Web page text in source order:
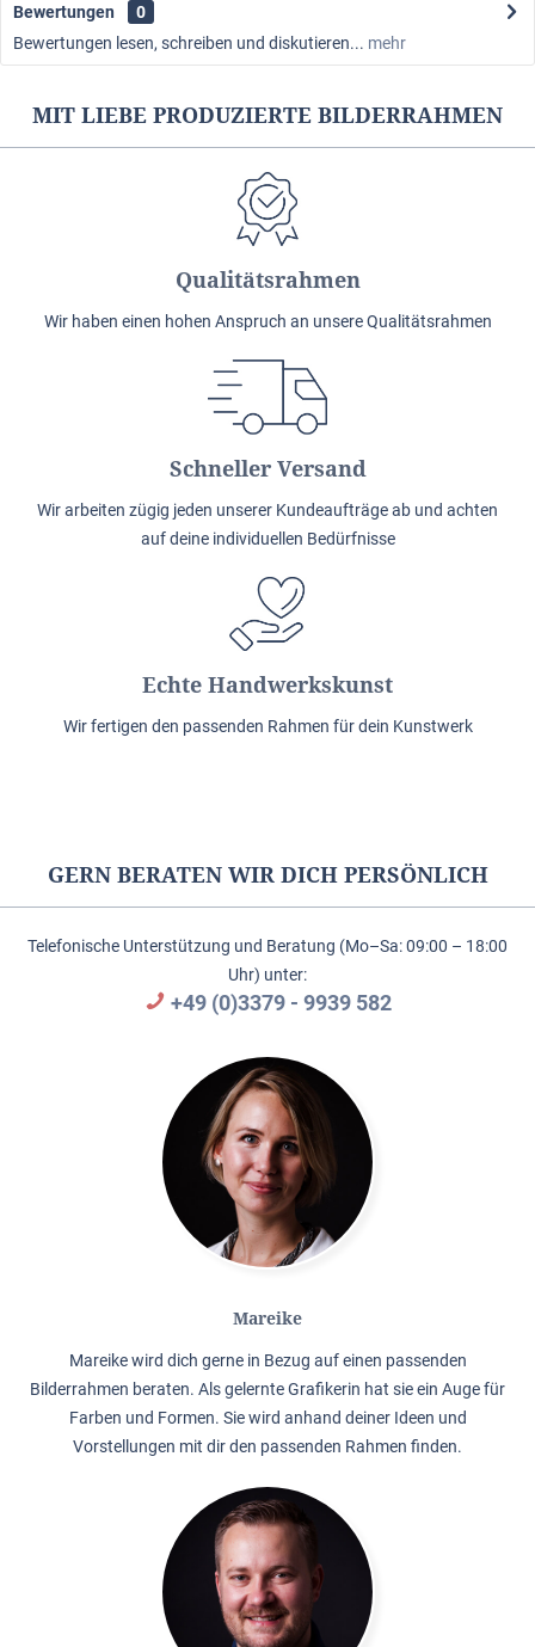
Bewertungen
0
Bewertungen lesen, schreiben und diskutieren... mehr
MIT LIEBE PRODUZIERTE BILDERRAHMEN
Qualitätsrahmen
Wir haben einen hohen Anspruch an unsere Qualitätsrahmen
Schneller Versand
Wir arbeiten zügig jeden unserer Kundeaufträge ab und achten
auf deine individuellen Bedürfnisse
Echte Handwerkskunst
Wir fertigen den passenden Rahmen für dein Kunstwerk
GERN BERATEN WIR DICH PERSÖNLICH
Telefonische Unterstützung und Beratung (Mo–Sa: 09:00 – 18:00
Uhr) unter:
+49 (0)3379 - 9939 582
Mareike
Mareike wird dich gerne in Bezug auf einen passenden
Bilderrahmen beraten. Als gelernte Grafikerin hat sie ein Auge für
Farben und Formen. Sie wird anhand deiner Ideen und
Vorstellungen mit dir den passenden Rahmen finden.